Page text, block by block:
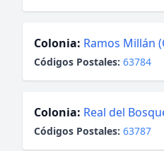
Colonia: Ramos Millán
Códigos Postales: 63784
Colonia: Real del
Códigos Postales: 63787